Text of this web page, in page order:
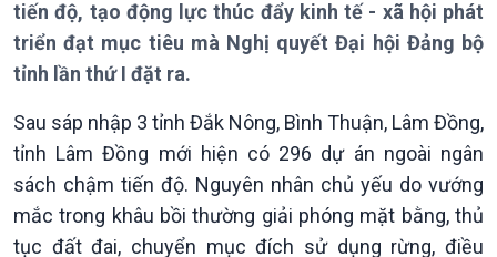
Chuyên mục
Theo dòng Thời sự
Tin Chính trị
Tin thế giới
tiến độ, tạo động lực thúc đẩy kinh tế - xã hội phát
triển đạt mục tiêu mà Nghị quyết Đại hội Đảng bộ
tỉnh lần thứ I đặt ra.
Sau sáp nhập 3 tỉnh Đắk Nông, Bình Thuận, Lâm Đồng,
tỉnh Lâm Đồng mới hiện có 296 dự án ngoài ngân
sách chậm tiến độ. Nguyên nhân chủ yếu do vướng
mắc trong khâu bồi thường giải phóng mặt bằng, thủ
tục đất đai, chuyển mục đích sử dụng rừng, điều